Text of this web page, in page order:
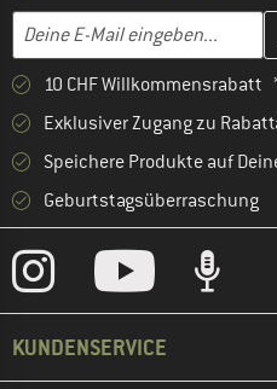
E-Mail-Adresse
Gib hier deine E-Mail-Adresse
10 CHF Willkommensrabatt
Exklusiver Zugang zu
Speichere Produkte auf
Geburtstagsüberraschung
KUNDENSERVICE